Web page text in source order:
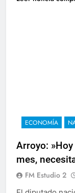
ECONOMÍA
Arroyo:
mes,
FM Estudio 2